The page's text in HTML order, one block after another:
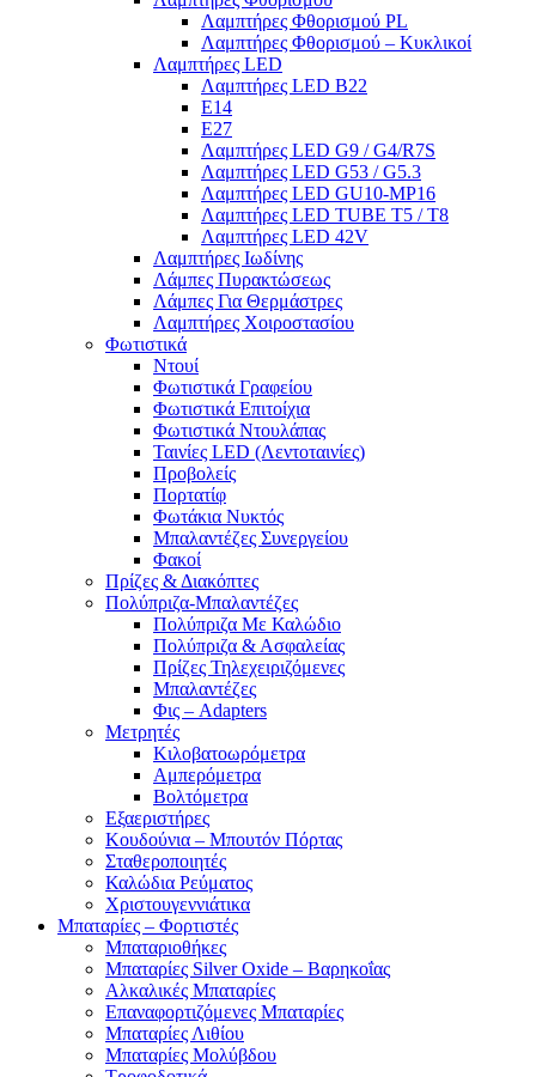
Λαμπτήρες Φθορισμού PL
Λαμπτήρες Φθορισμού – Κυκλικοί
Λαμπτήρες LED
Λαμπτήρες LED B22
E14
E27
Λαμπτήρες LED G9 / G4/R7S
Λαμπτήρες LED G53 / G5.3
Λαμπτήρες LED GU10-ΜΡ16
Λαμπτήρες LED TUBE T5 / T8
Λαμπτήρες LED 42V
Λαμπτήρες Ιωδίνης
Λάμπες Πυρακτώσεως
Λάμπες Για Θερμάστρες
Λαμπτήρες Χοιροστασίου
Φωτιστικά
Ντουί
Φωτιστικά Γραφείου
Φωτιστικά Επιτοίχια
Φωτιστικά Ντουλάπας
Ταινίες LED (Λεντοταινίες)
Προβολείς
Πορτατίφ
Φωτάκια Νυκτός
Μπαλαντέζες Συνεργείου
Φακοί
Πρίζες & Διακόπτες
Πολύπριζα-Μπαλαντέζες
Πολύπριζα Με Καλώδιο
Πολύπριζα & Ασφαλείας
Πρίζες Τηλεχειριζόμενες
Μπαλαντέζες
Φις – Adapters
Μετρητές
Κιλοβατοωρόμετρα
Αμπερόμετρα
Βολτόμετρα
Εξαεριστήρες
Κουδούνια – Μπουτόν Πόρτας
Σταθεροποιητές
Καλώδια Ρεύματος
Χριστουγεννιάτικα
Μπαταρίες – Φορτιστές
Μπαταριοθήκες
Μπαταρίες Silver Oxide – Βαρηκοΐας
Αλκαλικές Μπαταρίες
Επαναφορτιζόμενες Μπαταρίες
Μπαταρίες Λιθίου
Μπαταρίες Μολύβδου